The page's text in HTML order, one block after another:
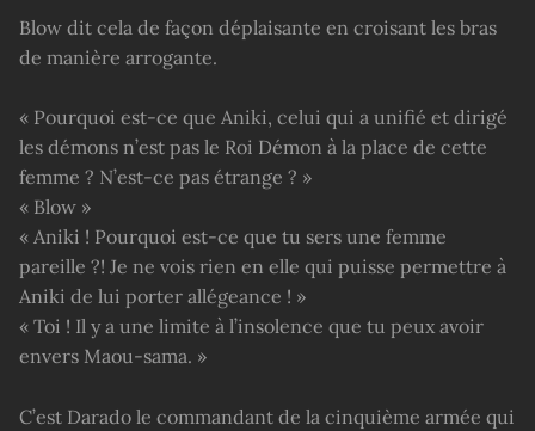
Blow dit cela de façon déplaisante en croisant les bras
de manière arrogante.
« Pourquoi est-ce que Aniki, celui qui a unifié et dirigé
les démons n’est pas le Roi Démon à la place de cette
femme ? N’est-ce pas étrange ? »
« Blow »
« Aniki ! Pourquoi est-ce que tu sers une femme
pareille ?! Je ne vois rien en elle qui puisse permettre à
Aniki de lui porter allégeance ! »
« Toi ! Il y a une limite à l’insolence que tu peux avoir
envers Maou-sama. »
C’est Darado le commandant de la cinquième armée qui